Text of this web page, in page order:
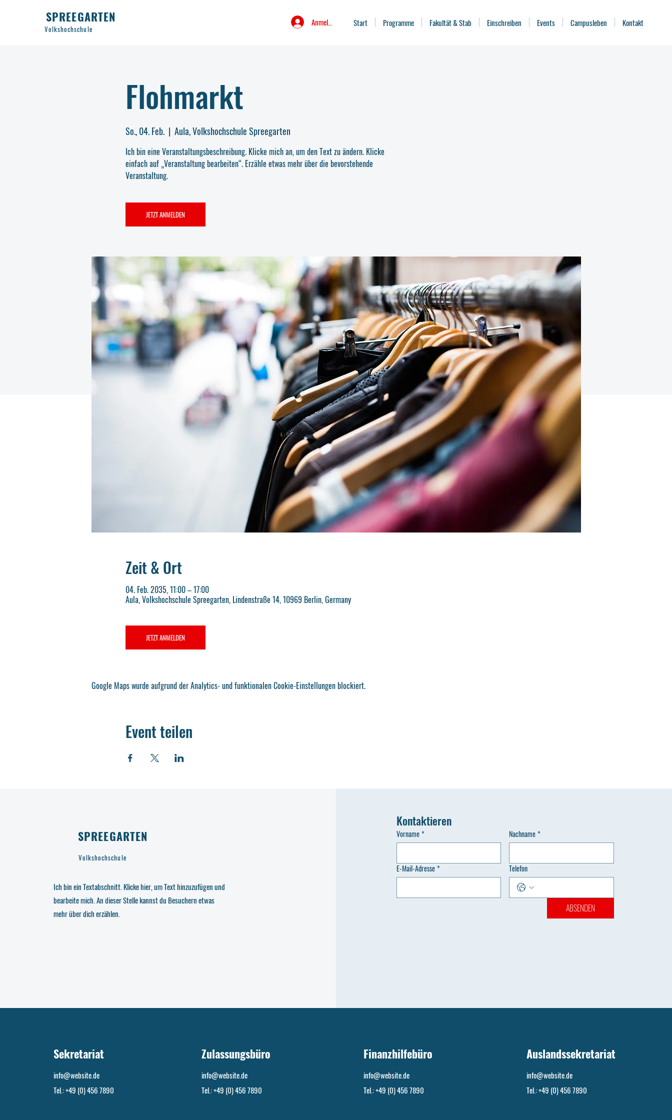
SPREEGARTEN
Volkshochschule
Anmelden Start Programme Fakultät & Stab Einschreiben Events Campusleben Kontakt
Flohmarkt
So., 04. Feb.
  |
Aula, Volkshochschule Spreegarten
Ich bin eine Veranstaltungsbeschreibung. Klicke mich an, um den Text zu ändern. Klicke
einfach auf „Veranstaltung bearbeiten“. Erzähle etwas mehr über die bevorstehende
Veranstaltung.
JETZT ANMELDEN
Zeit & Ort
04. Feb. 2035, 11:00 – 17:00
Aula, Volkshochschule Spreegarten, Lindenstraße 14, 10969 Berlin, Germany
JETZT ANMELDEN
Google Maps wurde aufgrund der Analytics- und funktionalen Cookie-Einstellungen blockiert.
Event teilen
SPREEGARTEN
Volkshochschule
Ich bin ein Textabschnitt. Klicke hier, um Text hinzuzufügen und
bearbeite mich. An dieser Stelle kannst du Besuchern etwas
mehr über dich erzählen.
Kontaktieren
Vorname* Nachname *
E-Mail-Adresse* Telefon
ABSENDEN
Sekretariat
info@website.de
Tel.: +49 (0) 456 7890
Zulassungsbüro
info@website.de
Tel.: +49 (0) 456 7890
Finanzhilfebüro
info@website.de
Tel.: +49 (0) 456 7890
Auslandssekretariat
info@website.de
Tel.: +49 (0) 456 7890